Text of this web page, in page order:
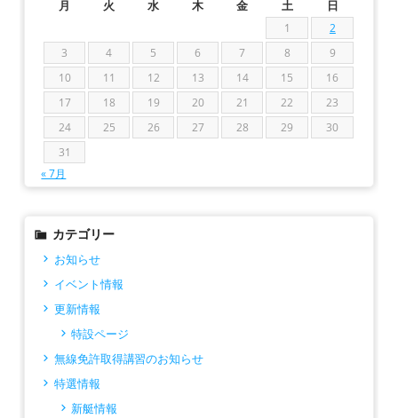
月 火 水 木 金 土 日
1
2
3
4 5 6 7 8
9
10
11 12 13 14 15
16
17
18 19 20 21 22
23
24
25 26 27 28 29
30
31
« 7月
カテゴリー
お知らせ
イベント情報
更新情報
特設ページ
無線免許取得講習のお知らせ
特選情報
新艇情報